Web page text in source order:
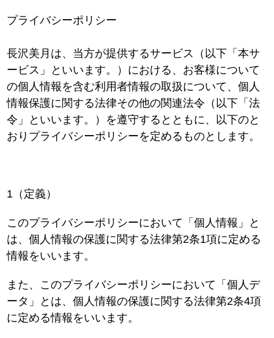
プライバシーポリシー
長沢美月 は、当方が提供するサービス（以下「本サ
ービス」といいます。）における、お客様について
の個人情報を含む利用者情報の取扱について、個人
情報保護に関する法律その他の関連法令（以下「法
令」といいます。）を遵守するとともに、以下のと
おりプライバシーポリシーを定めるものとします。
1（定義）
このプライバシーポリシーにおいて「個人情報」と
は、個人情報の保護に関する法律第2条1項に定める
情報をいいます。
また、このプライバシーポリシーにおいて「個人デ
ータ」とは、個人情報の保護に関する法律第2条4項
に定める情報をいいます。